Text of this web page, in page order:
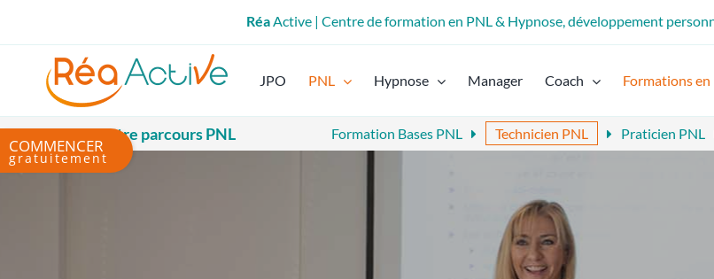
RéaActive | Centre de formation en PNL & Hypnose, développement
JPO PNL Hypnose Manager Coach Formations en
Votre parcours PNL Formation Bases PNL Technicien PNL Praticien PNL
Bascule
de